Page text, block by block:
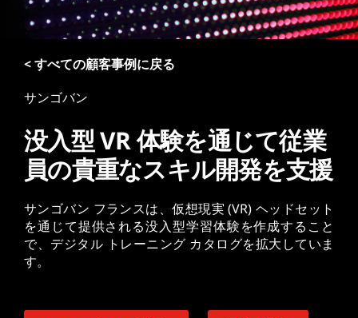
< すべての顧客事例に戻る
サンゴバン
没入型 VR 体験を通じて従業
員の貴重なスキル開発を支援
サンゴバン フランスは、仮想現実 (VR) ヘッドセット
を通じて提供される没入型学習体験を作成すること
で、デジタル トレーニング カタログを拡大していま
す。